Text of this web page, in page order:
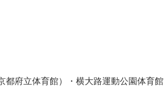
都府立体育館）・横大路運動公園体育館